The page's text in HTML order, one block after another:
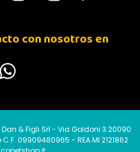
con nosotros en
& Figli Srl - Via Goldoni 3 20090
09909480965 - REA MI 2121862